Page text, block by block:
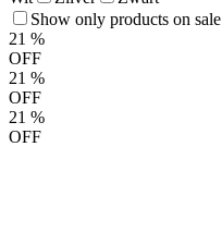
Show only products on sale
21 %
OFF
21 %
OFF
21 %
OFF